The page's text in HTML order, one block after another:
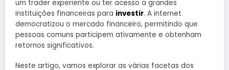
um trader experiente ou ter acesso a grandes
instituições financeiras para investir. A internet
democratizou o mercado financeiro, permitindo que
pessoas comuns participem ativamente e obtenham
retornos significativos.
Neste artigo, vamos explorar as várias facetas dos